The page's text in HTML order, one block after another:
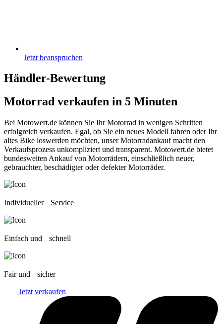
Jetzt beanspruchen
Händler-Bewertung
Motorrad verkaufen in 5 Minuten
Bei Motowert.de können Sie Ihr Motorrad in wenigen Schritten
erfolgreich verkaufen. Egal, ob Sie ein neues Modell fahren oder Ihr
altes Bike loswerden möchten, unser Motorradankauf macht den
Verkaufsprozess unkompliziert und transparent. Motowert.de bietet
bundesweiten Ankauf von Motorrädern, einschließlich neuer,
gebrauchter, beschädigter oder defekter Motorräder.
Individueller Service
Einfach und schnell
Fair und sicher
Jetzt verkaufen